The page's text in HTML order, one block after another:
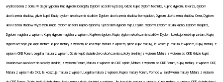
wychodzenia z domu w ciągu tygodnia, Kup dyplom licencjata, Dyplom uczelni wyższej, Gdzie kupić dyplom technika, Kupno dyplomu lekarza, dyplom
ukończenia studiów, gdzie kupić, Kupię dyplom ukończenia studiów, Dyplom ukończenia studiów licencjackich, Dyplom ukończenia studiów Cena, Dyplom
ukończenia studiów wyższych, Kupie dyplom uczelni, Kupno dyplomu, Sprzedam dyplom mgr, Legalne dyplomy, Dyplom studia kupno, Dyplom magistra,
Dyplom magistra z wpisem, Kupię dyplom magistra z wpisem, Kupiłem dyplom, Kupię dyplom ukończenia studiów, Dyplom kolekcjonerski sprzedam, Kupię
dyplom licencjat, jak kupić mature, kupno matury z wpisem, ile kosztuje matura z wpisem, gdzie kupić maturę, Ile kosztuje matura z wpisem, Kupię maturę z
wpisem CKE Forum, Legalna matura z wpisem, Gdzie kupić świadectwo ukończenia szkoły średniej z wpisem, Matura z wpisem do CKE, Gdzie kupić
świadectwo ukończenia szkoły średniej z wpisem Forum, Matura z wpisem do CKE opinie, Matura z wpisem do CKE Forum, Kupię maturę z wpisem CKE,
Matura z wpisem do CKE, Ile kosztuje matura z wpisem, Legalna matura z wpisem, Kupno matury Forum, Pomoc w załatwieniu matury, Matura z wpisem